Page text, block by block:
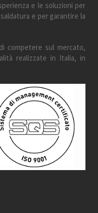
e le soluzioni per
e per garantire la
competere sul mercato,
realizzate in Italia, in